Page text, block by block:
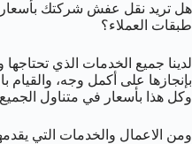
هل تريد نقل عفش شركتك
طبقات العملاء؟
لدينا جميع الخدمات الذي تحتاجها
بإنجازها على أكمل وجه، والقيام
وكل هذا بأسعار في متناول
ومن الاعمال والخدمات التي